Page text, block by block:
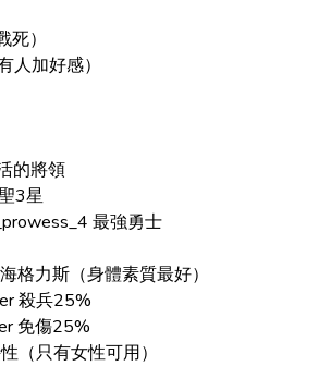
）
人加好感）
的將領
3星
最強勇士
格力斯（身體素質最好）
殺兵25%
免傷25%
（只有女性可用）